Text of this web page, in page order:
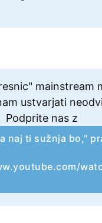
mainstream
ustvarjati
Podprite nas z
naj ti sužnja bo,"